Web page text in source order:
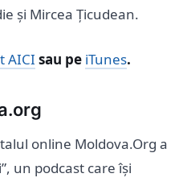
și Mircea Țicudean.
AICI sau pe iTunes.
online Moldova.Org a
un podcast care își